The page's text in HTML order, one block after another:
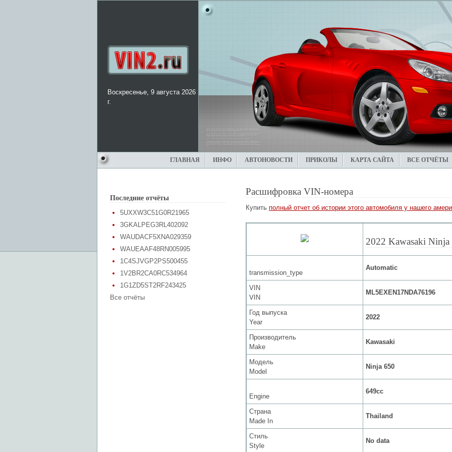
Воскресенье, 9 августа 2026
г.
ГЛАВНАЯ ИНФО АВТОНОВОСТИ ПРИКОЛЫ КАРТА САЙТА ВСЕ ОТЧЁТЫ
Последние отчёты
5UXXW3C51G0R21965
3GKALPEG3RL402092
WAUDACF5XNA029359
WAUEAAF48RN005995
1C4SJVGP2PS500455
1V2BR2CA0RC534964
1G1ZD5ST2RF243425
Все отчёты
Расшифровка VIN-номера
Купить полный отчет об истории этого автомобиля у нашего
2022 Kawasaki Ninja
transmission_type
Automatic
VIN
VIN
ML5EXEN17NDA76196
Год выпуска
Year
2022
Производитель
Make
Kawasaki
Модель
Model
Ninja 650
Engine
649cc
Страна
Made In
Thailand
Стиль
Style
No data